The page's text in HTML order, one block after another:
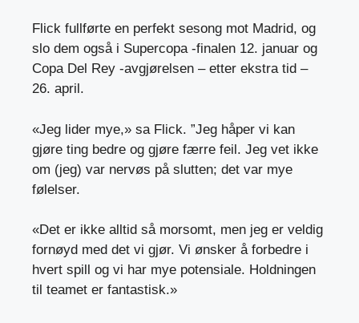
Flick fullførte en perfekt sesong mot Madrid, og
slo dem også i Supercopa -finalen 12. januar og
Copa Del Rey -avgjørelsen – etter ekstra tid –
26. april.
«Jeg lider mye,» sa Flick. ”Jeg håper vi kan
gjøre ting bedre og gjøre færre feil. Jeg vet ikke
om (jeg) var nervøs på slutten; det var mye
følelser.
«Det er ikke alltid så morsomt, men jeg er veldig
fornøyd med det vi gjør. Vi ønsker å forbedre i
hvert spill og vi har mye potensiale. Holdningen
til teamet er fantastisk.»